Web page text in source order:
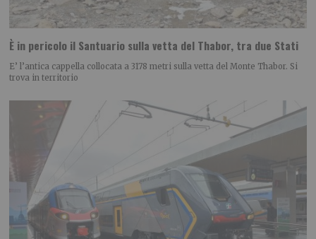
È in pericolo il Santuario sulla vetta del Thabor, tra due Stati
E’ l’antica cappella collocata a 3178 metri sulla vetta del Monte Thabor. Si
trova in territorio